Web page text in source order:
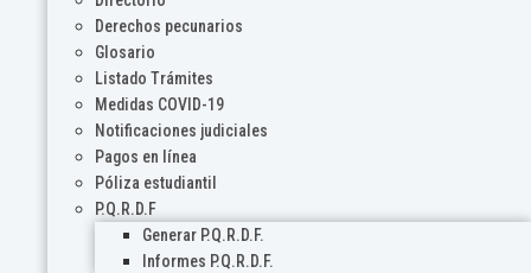
Derechos pecunarios
Glosario
Listado Trámites
Medidas COVID-19
Notificaciones judiciales
Pagos en línea
Póliza estudiantil
P.Q.R.D.F
Generar P.Q.R.D.F.
Informes P.Q.R.D.F.